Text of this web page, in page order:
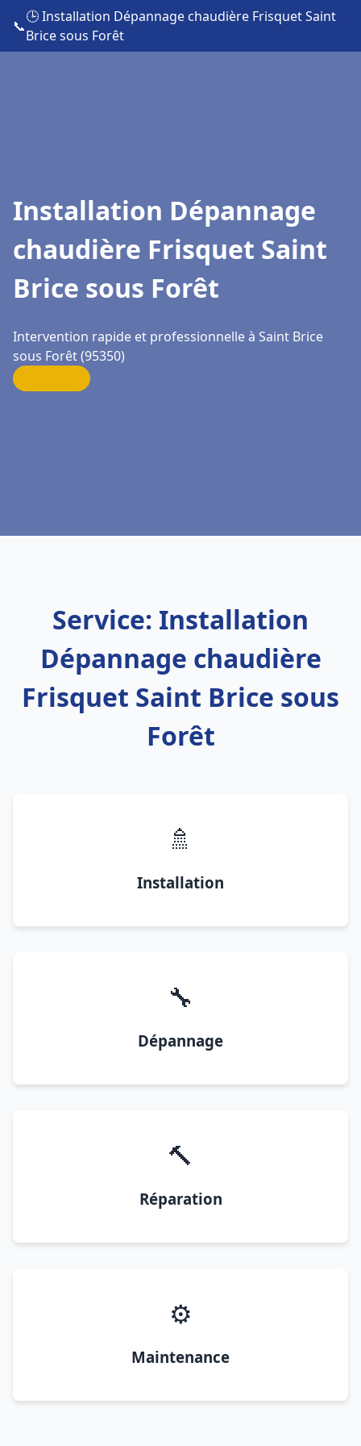
📞
🕒 Installation Dépannage chaudière Frisquet Saint
Brice sous Forêt
Installation Dépannage
chaudière Frisquet Saint
Brice sous Forêt
Intervention rapide et professionnelle à Saint Brice
sous Forêt (95350)
Service: Installation
Dépannage chaudière
Frisquet Saint Brice sous
Forêt
🚿
Installation
🔧
Dépannage
🔨
Réparation
⚙️
Maintenance